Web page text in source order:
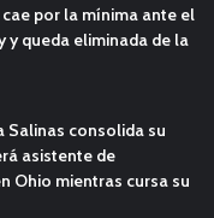
cae por la mínima ante el
y queda eliminada de la
Salinas consolida su
asistente de
Ohio mientras cursa su